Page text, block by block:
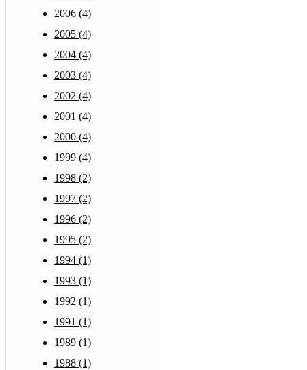
2006 (4)
2005 (4)
2004 (4)
2003 (4)
2002 (4)
2001 (4)
2000 (4)
1999 (4)
1998 (2)
1997 (2)
1996 (2)
1995 (2)
1994 (1)
1993 (1)
1992 (1)
1991 (1)
1989 (1)
1988 (1)